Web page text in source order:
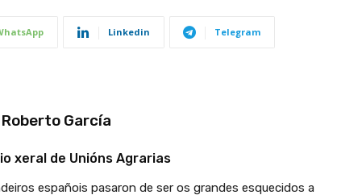
Linkedin Telegram
Roberto García
xeral de Unións Agrarias
españois pasaron de ser os grandes esquecidos a